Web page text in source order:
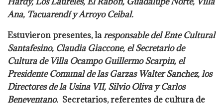
Ana, Tacuarendí y Arroyo Ceibal.
Estuvieron presentes, laresponsable del Ente Cultural
Santafesino, Claudia Giaccone, el Secretario de
Cultura de Villa Ocampo Guillermo Scarpin, el
Presidente Comunal de las Garzas Walter Sanchez, los
Directores de la Usina VII, Silvio Oliva y Carlos
Beneventano. Secretarios, referentes de cultura de